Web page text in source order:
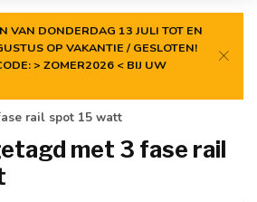
VAN DONDERDAG 13 JULI TOT EN
OP VAKANTIE / GESLOTEN!
> ZOMER2026 < BIJ UW
rail spot 15 watt
met 3 fase rail